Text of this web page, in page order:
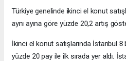
Türkiye genelinde ikinci el konut
aynı ayına göre yüzde 20,2 artış
İkinci el konut satışlarında İstanbul 8
yüzde 20 pay ile ilk sırada yer aldı.